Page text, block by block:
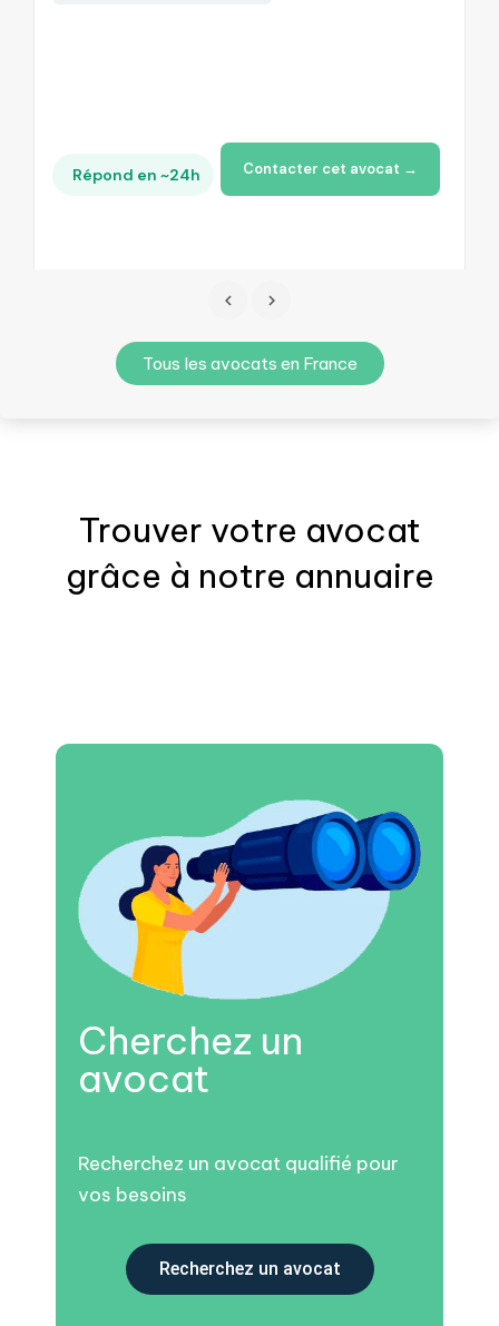
Répond en ~24h Contacter cet avocat →
Tous les avocats en France
Trouver votre avocat
grâce à notre annuaire
Cherchez un
avocat
Recherchez un avocat qualifié pour
vos besoins
Recherchez un avocat